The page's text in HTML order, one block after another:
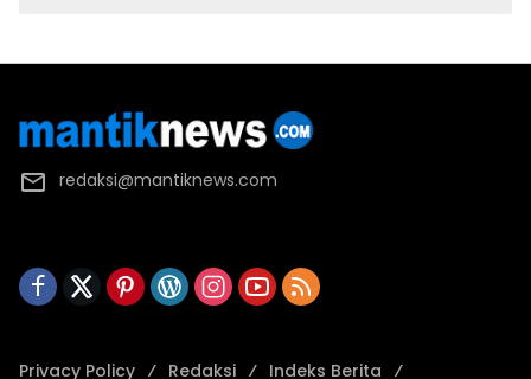
redaksi@mantiknews.com
Privacy Policy Redaksi Indeks Berita